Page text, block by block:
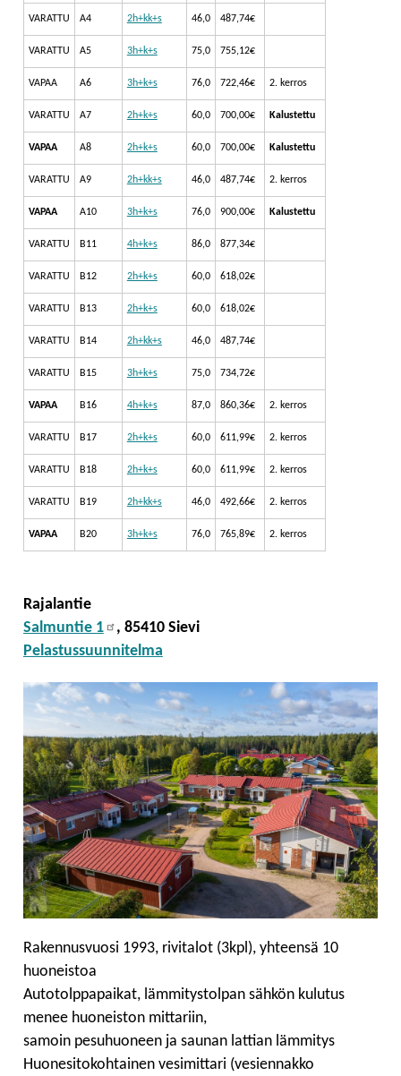
VARATTU A4 2h+kk+s 46,0 487,74€
VARATTU A5 3h+k+s 75,0 755,12€
VAPAA A6 3h+k+s 76,0 722,46€ 2. kerros
VARATTU A7 2h+k+s 60,0 700,00€ Kalustettu
VAPAA A8 2h+k+s 60,0 700,00€ Kalustettu
VARATTU A9 2h+kk+s 46,0 487,74€ 2. kerros
VAPAA A10 3h+k+s 76,0 900,00€ Kalustettu
VARATTU B11 4h+k+s 86,0 877,34€
VARATTU B12 2h+k+s 60,0 618,02€
VARATTU B13 2h+k+s 60,0 618,02€
VARATTU B14 2h+kk+s 46,0 487,74€
VARATTU B15 3h+k+s 75,0 734,72€
VAPAA B16 4h+k+s 87,0 860,36€ 2. kerros
VARATTU B17 2h+k+s 60,0 611,99€ 2. kerros
VARATTU B18 2h+k+s 60,0 611,99€ 2. kerros
VARATTU B19 2h+kk+s 46,0 492,66€ 2. kerros
VAPAA B20 3h+k+s 76,0 765,89€ 2. kerros
Rajalantie
Salmuntie 1
, 85410 Sievi
Pelastussuunnitelma
Rakennusvuosi 1993, rivitalot (3kpl), yhteensä 10
huoneistoa
Autotolppapaikat, lämmitystolpan sähkön kulutus
menee huoneiston mittariin,
samoin pesuhuoneen ja saunan lattian lämmitys
Huonesitokohtainen vesimittari (vesiennakko